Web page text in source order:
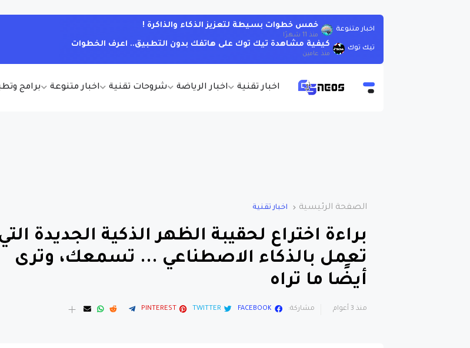
اخبار تقنية اخبار الرياضة شروحات تقنية اخبار متنوعة برامج
اخبار متنوعة خمس خطوات بسيطة لتعزيز الذكاء والذاكرة !
منذ 11 شهرًا
تيك توك كيفية مشاهدة تيك توك على هاتفك بدون التطبيق.. اعرف الخطوات
منذ عامين
الصفحة الرئيسية اخبار تقنية
براءة اختراع لحقيبة الظهر الذكية الجديدة
تعمل بالذكاء الاصطناعي ... تسمعك، وترى
أيضًا ما تراه
منذ 3 أعوام مشاركة: FACEBOOK
TWITTER
PINTEREST